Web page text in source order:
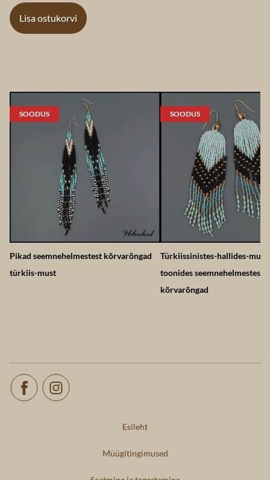
Lisa ostukorvi
SOODUS
Pikad seemnehelmestest kõrvarõngad
türkiis-must
SOODUS
Türkiissinistes-hallides-
toonides seemnehelmestest
kõrvarõngad
Esileht
Müügitingimused